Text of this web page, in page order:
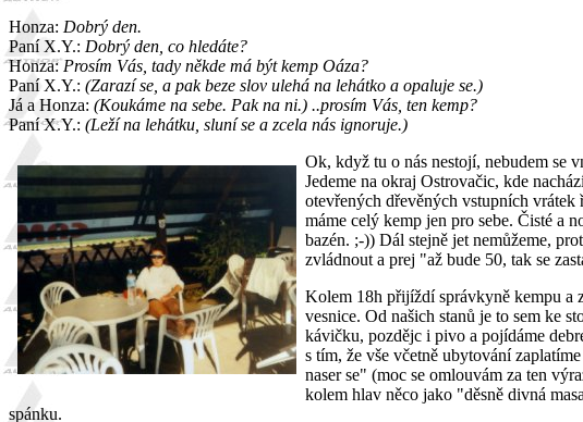
Honza: Dobrý den.
Paní X.Y.: Dobrý den, co hledáte?
Honza:Prosím Vás, tady někde má být kemp Oáza?
Paní X.Y.: (Zarazí se, a pak beze slov ulehá na lehátko a opaluje se.)
Já a Honza: (Koukáme na sebe. Pak na ni.) ..prosím Vás, ten kemp?
Paní X.Y.: (Leží na lehátku, sluní se a zcela nás ignoruje.)
Ok, když tu o nás nestojí, nebudem se
Jedeme na okraj Ostrovačic, kde
otevřených dřevěných vstupních vrátek
máme celý kemp jen pro sebe. Čisté a
bazén. ;-)) Dál stejně jet nemůžeme,
zvládnout a prej "až bude 50, tak se
Kolem 18h přijíždí správkyně kempu a
vesnice. Od našich stanů je to sem ke
kávičku, pozdějc i pivo a pojídáme
s tím, že vše včetně ubytování
naser se" (moc se omlouvám za ten
kolem hlav něco jako "děsně divná
spánku.